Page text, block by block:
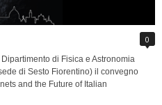
0
di Fisica e Astronomia
di Sesto Fiorentino) il convegno
and the Future of Italian